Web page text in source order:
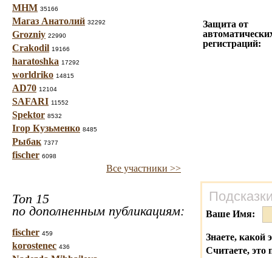
МНМ 35166
Магаз Анатолий 32292
Grozniy 22990
Crakodil 19166
haratoshka 17292
worldriko 14815
AD70 12104
SAFARI 11552
Spektor 8532
Ігор Кузьменко 8485
Рыбак 7377
fischer 6098
Все участники >>
Топ 15
по дополненным публикациям:
fischer 459
korostenec 436
Защита от
регистраций:
Ваше Имя:
Знаете, какой
Считаете, это